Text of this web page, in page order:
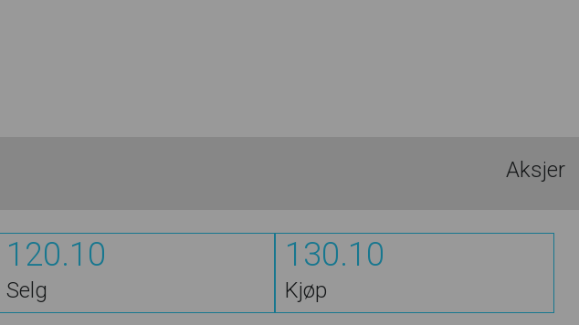
Aksjer
120.10
Selg
130.10
Kjøp